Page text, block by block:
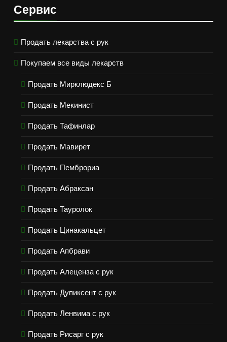
Сервис
Продать лекарства с рук
Покупаем все виды лекарств
Продать Мирклюдекс Б
Продать Мекинист
Продать Тафинлар
Продать Мавирет
Продать Пемброриа
Продать Абраксан
Продать Тауролок
Продать Цинакальцет
Продать Апбрави
Продать Алеценза с рук
Продать Дупиксент с рук
Продать Ленвима с рук
Продать Рисарг с рук